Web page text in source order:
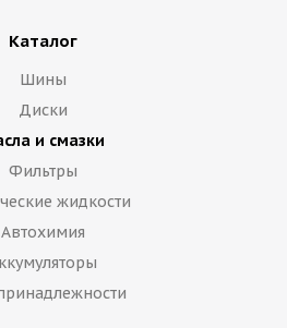
Каталог
Шины
Диски
и смазки
Фильтры
жидкости
Автохимия